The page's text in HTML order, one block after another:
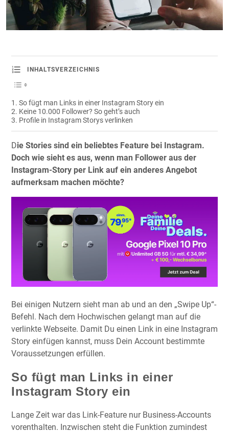
INHALTSVERZEICHNIS
So fügt man Links in einer Instagram Story ein
Keine 10.000 Follower? So geht’s auch
Profile in Instagram Storys verlinken
Die Stories sind ein beliebtes Feature bei Instagram.
Doch wie sieht es aus, wenn man Follower aus der
Instagram-Story per Link auf ein anderes Angebot
aufmerksam machen möchte?
Bei einigen Nutzern sieht man ab und an den „Swipe Up“-
Befehl. Nach dem Hochwischen gelangt man auf die
verlinkte Webseite. Damit Du einen Link in eine Instagram
Story einfügen kannst, muss Dein Account bestimmte
Voraussetzungen erfüllen.
So fügt man Links in einer
Instagram Story ein
Lange Zeit war das Link-Feature nur Business-Accounts
vorenthalten. Inzwischen steht die Funktion zumindest